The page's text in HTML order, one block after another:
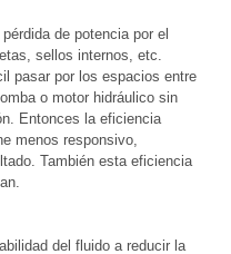
de potencia por el
sellos internos, etc.
pasar por los espacios entre
o motor hidráulico sin
Entonces la eficiencia
menos responsivo,
También esta eficiencia
del fluido a reducir la